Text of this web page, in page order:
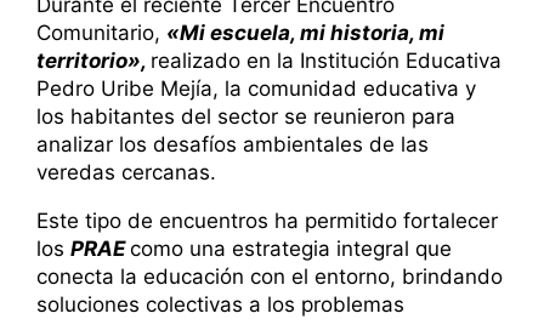
Durante el reciente Tercer Encuentro
Comunitario, «Mi escuela, mi historia, mi
territorio», realizado en la Institución Educativa
Pedro Uribe Mejía, la comunidad educativa y
los habitantes del sector se reunieron para
analizar los desafíos ambientales de las
veredas cercanas.
Este tipo de encuentros ha permitido fortalecer
los PRAEcomo una estrategia integral que
conecta la educación con el entorno, brindando
soluciones colectivas a los problemas